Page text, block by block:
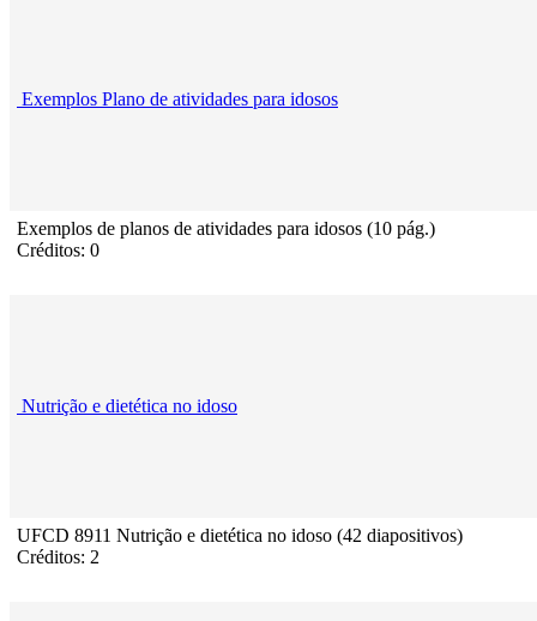
Exemplos Plano de atividades para idosos
Exemplos de planos de atividades para idosos (10 pág.)
Créditos: 0
Nutrição e dietética no idoso
UFCD 8911 Nutrição e dietética no idoso (42 diapositivos)
Créditos: 2